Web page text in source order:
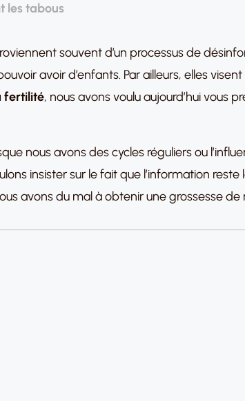
les tabous
souvent d’un processus de
avoir d’enfants. Par ailleurs, elles
fertilité, nous avons voulu aujourd’hui vous
nous avons des cycles réguliers ou
insister sur le fait que l’information reste
avons du mal à obtenir une grossesse de